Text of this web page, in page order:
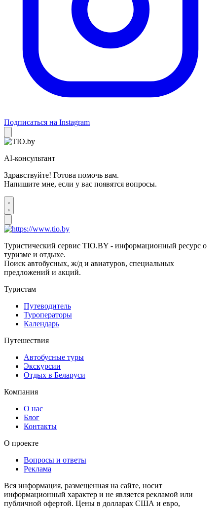
Подписаться на Instagram
AI-консультант
Здравствуйте! Готова помочь вам.
Напишите мне, если у вас появятся вопросы.
Туристический сервис TIO.BY - информационный ресурс о
туризме и отдыхе.
Поиск автобусных, ж/д и авиатуров, специальных
предложений и акций.
Туристам
Путеводитель
Туроператоры
Календарь
Путешествия
Автобусные туры
Экскурсии
Отдых в Беларуси
Компания
О нас
Блог
Контакты
О проекте
Вопросы и ответы
Реклама
Вся информация, размещенная на сайте, носит
информационный характер и не является рекламой или
публичной офертой. Цены в долларах США и евро,